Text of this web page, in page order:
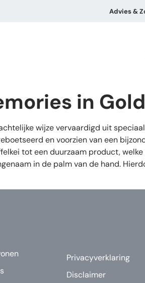
Advies &
in Gold
wijze vervaardigd uit
en voorzien van een
tot een duurzaam product,
in de palm van de hand.
Privacyverklaring
Disclaimer